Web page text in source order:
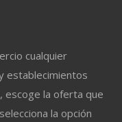
cualquier
establecimientos
escoge la oferta que
la opción